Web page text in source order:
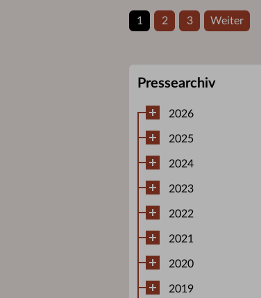
1 2 3 Weiter
Pressearchiv
2026
2025
2024
2023
2022
2021
2020
2019